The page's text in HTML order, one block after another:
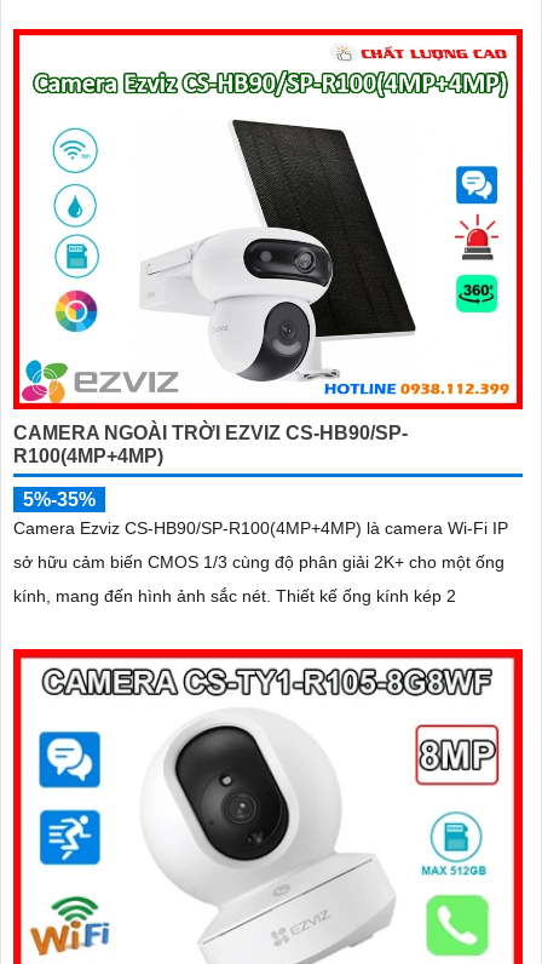
CAMERA NGOÀI TRỜI EZVIZ CS-HB90/SP-
R100(4MP+4MP)
5%-35%
Camera Ezviz CS-HB90/SP-R100(4MP+4MP) là camera Wi-Fi IP
sở hữu cảm biến CMOS 1/3 cùng độ phân giải 2K+ cho một ống
kính, mang đến hình ảnh sắc nét. Thiết kế ống kính kép 2